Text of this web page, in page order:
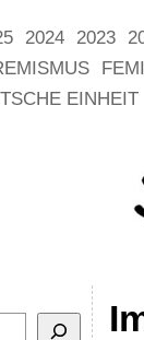
2024 2023
EINHEIT